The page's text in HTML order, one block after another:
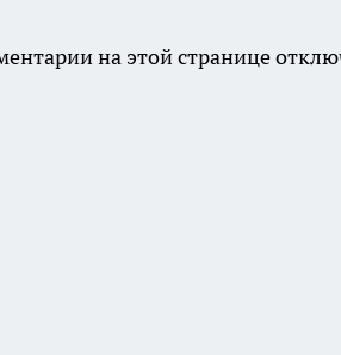
на этой странице